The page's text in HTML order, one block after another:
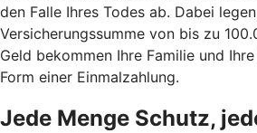
den Falle Ihres Todes ab. Dabei
Versicherungssumme von bis zu
Geld bekommen Ihre Familie und
Form einer Einmalzahlung.
Jede Menge Schutz,